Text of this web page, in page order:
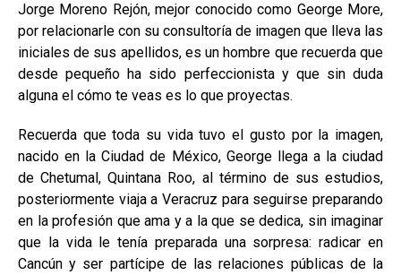
Jorge Moreno Rejón, mejor conocido como George More,
por relacionarle con su consultoría de imagen que lleva las
iniciales de sus apellidos, es un hombre que recuerda que
desde pequeño ha sido perfeccionista y que sin duda
alguna el cómo te veas es lo que proyectas.
Recuerda que toda su vida tuvo el gusto por la imagen,
nacido en la Ciudad de México, George llega a la ciudad
de Chetumal, Quintana Roo, al término de sus estudios,
posteriormente viaja a Veracruz para seguirse preparando
en la profesión que ama y a la que se dedica, sin imaginar
que la vida le tenía preparada una sorpresa: radicar en
Cancún y ser partícipe de las relaciones públicas de la